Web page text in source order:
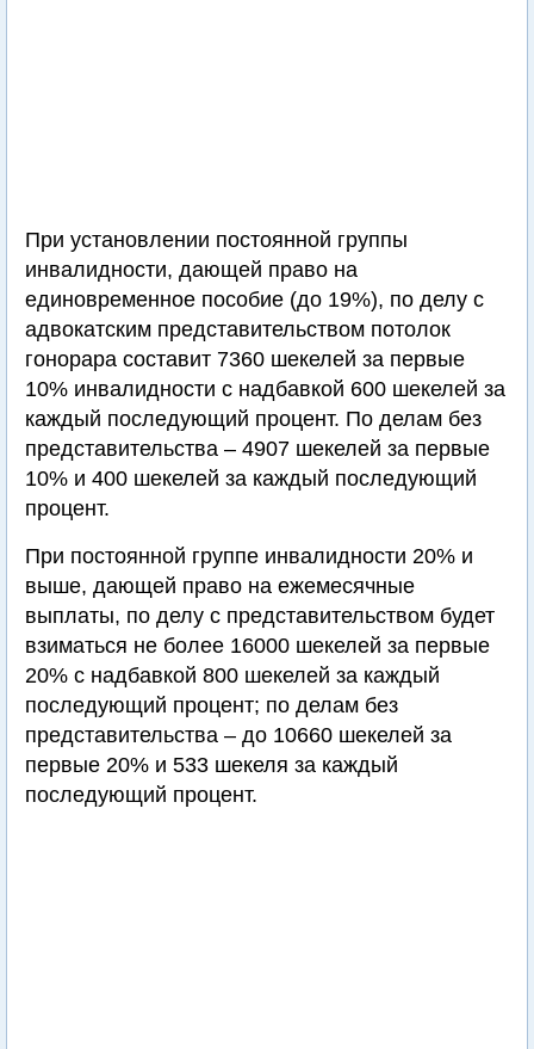
При установлении постоянной группы
инвалидности, дающей право на
единовременное пособие (до 19%), по делу с
адвокатским представительством потолок
гонорара составит 7360 шекелей за первые
10% инвалидности с надбавкой 600 шекелей за
каждый последующий процент. По делам без
представительства – 4907 шекелей за первые
10% и 400 шекелей за каждый последующий
процент.
При постоянной группе инвалидности 20% и
выше, дающей право на ежемесячные
выплаты, по делу с представительством будет
взиматься не более 16000 шекелей за первые
20% с надбавкой 800 шекелей за каждый
последующий процент; по делам без
представительства – до 10660 шекелей за
первые 20% и 533 шекеля за каждый
последующий процент.